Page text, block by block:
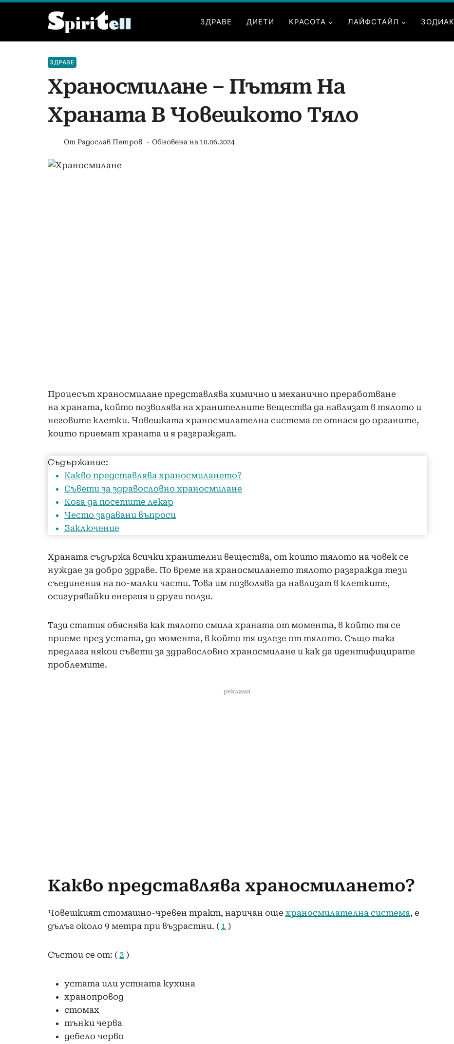
съдържанието
ЗДРАВЕ ДИЕТИ КРАСОТА ЛАЙФСТАЙЛ ЗОДИАК
ЗДРАВЕ
Храносмилане – Пътят На
Храната В Човешкото Тяло
ОтРадослав Петров Обновена на 10.06.2024
Процесът храносмилане представлява химично и механично преработване
на храната, който позволява на хранителните вещества да навлязат в тялото и
неговите клетки. Човешката храносмилателна система се отнася до органите,
които приемат храната и я разграждат.
Съдържание:
Какво представлява храносмилането?
Съвети за здравословно храносмилане
Кога да посетите лекар
Често задавани въпроси
Заключение
Храната съдържа всички хранителни вещества, от които тялото на човек се
нуждае за добро здраве. По време на храносмилането тялото разгражда тези
съединения на по-малки части. Това им позволява да навлизат в клетките,
осигурявайки енергия и други ползи.
Тази статия обяснява как тялото смила храната от момента, в който тя се
приеме през устата, до момента, в който тя излезе от тялото. Също така
предлага някои съвети за здравословно храносмилане и как да идентифицирате
проблемите.
реклама
Какво представлява храносмилането?
Човешкият стомашно-чревен тракт, наричан още храносмилателна система, е
дълъг около 9 метра при възрастни. ( 1 )
Състои се от: ( 2 )
устата или устната кухина
хранопровод
стомах
тънки черва
дебело черво